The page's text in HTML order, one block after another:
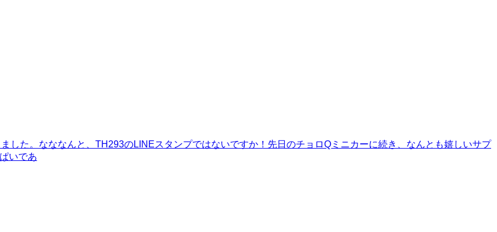
した。なななんと、TH293のLINEスタンプではないですか！先日のチョロQミニカーに続き、なんとも嬉しいサプ
いであ